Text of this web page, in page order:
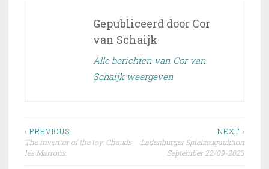
Gepubliceerd door Cor
van Schaijk
Alle berichten van Cor van
Schaijk weergeven
Bericht
navigatie
‹ PREVIOUS
The inventor of the toy: Chauds
les Marrons.
NEXT ›
Ladenburger Spielzeugauktion
September 22/09-2023